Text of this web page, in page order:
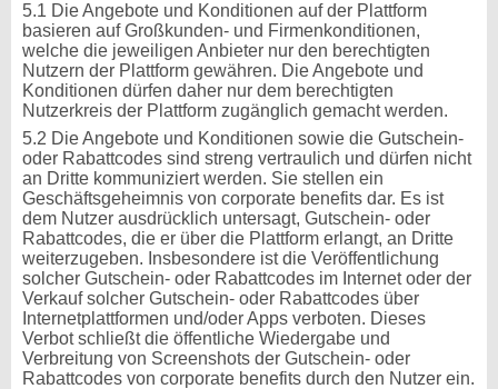
5.1 Die Angebote und Konditionen auf der Plattform
basieren auf Großkunden- und Firmenkonditionen,
welche die jeweiligen Anbieter nur den berechtigten
Nutzern der Plattform gewähren. Die Angebote und
Konditionen dürfen daher nur dem berechtigten
Nutzerkreis der Plattform zugänglich gemacht werden.
5.2 Die Angebote und Konditionen sowie die Gutschein-
oder Rabattcodes sind streng vertraulich und dürfen nicht
an Dritte kommuniziert werden. Sie stellen ein
Geschäftsgeheimnis von corporate benefits dar. Es ist
dem Nutzer ausdrücklich untersagt, Gutschein- oder
Rabattcodes, die er über die Plattform erlangt, an Dritte
weiterzugeben. Insbesondere ist die Veröffentlichung
solcher Gutschein- oder Rabattcodes im Internet oder der
Verkauf solcher Gutschein- oder Rabattcodes über
Internetplattformen und/oder Apps verboten. Dieses
Verbot schließt die öffentliche Wiedergabe und
Verbreitung von Screenshots der Gutschein- oder
Rabattcodes von corporate benefits durch den Nutzer ein.